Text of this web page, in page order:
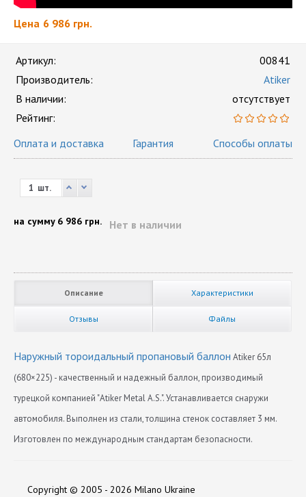
Цена 6 986 грн.
Артикул:
00841
Производитель:
Atiker
В наличии:
отсутствует
Рейтинг:
Оплата и доставка
Гарантия Способы оплаты
шт.
Нет в наличии
на сумму 6 986 грн.
Описание Характеристики
Отзывы Файлы
Наружный тороидальный пропановый баллон Atiker 65л
(680×225) - качественный и надежный баллон, производимый
турецкой компанией "Atiker Metal A.S.". Устанавливается снаружи
автомобиля. Выполнен из стали, толщина стенок составляет 3 мм.
Изготовлен по международным стандартам безопасности.
Длина
Copyright © 2005 - 2026 Milano Ukraine